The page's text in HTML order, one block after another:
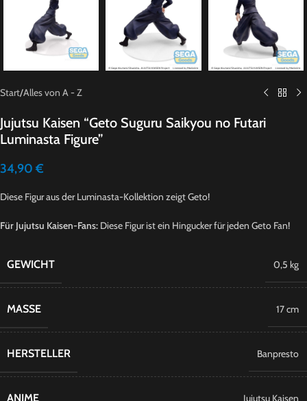
Start/Alles von A - Z
Jujutsu Kaisen “Geto Suguru Saikyou no Futari
Luminasta Figure”
34,90 €
Diese Figur aus der Luminasta-Kollektion zeigt Geto!
Für Jujutsu Kaisen-Fans: Diese Figur ist ein Hingucker für jeden Geto Fan!
GEWICHT 0,5 kg
MASSE 17 cm
HERSTELLER Banpresto
ANIME Jujutsu Kaisen